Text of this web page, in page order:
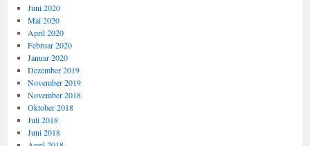
Juni 2020
Mai 2020
April 2020
Februar 2020
Januar 2020
Dezember 2019
November 2019
November 2018
Oktober 2018
Juli 2018
Juni 2018